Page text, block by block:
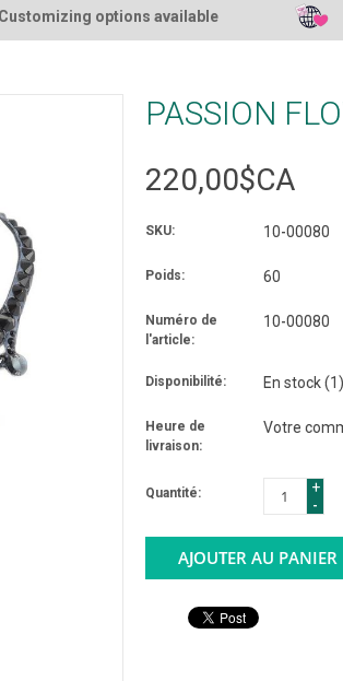
Customizing options available
PASSION
220,00$CA
SKU: 10-00080
Poids: 60
Numéro de
l'article:
10-00080
Disponibilité: En stock(1)
Heure de
livraison:
Votre
Quantité:
+
-
AJOUTER AU PANIER